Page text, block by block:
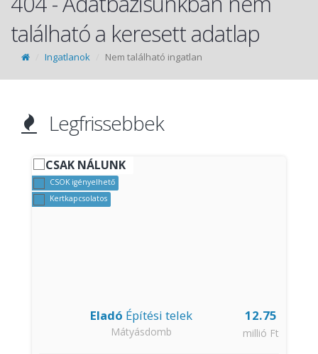
található a keresett adatlap
Ingatlanok Nem található ingatlan
Legfrissebbek
CSAK NÁLUNK
CSOK igényelhető
Kertkapcsolatos
12.75
millió Ft
Eladó Építési telek
Mátyásdomb